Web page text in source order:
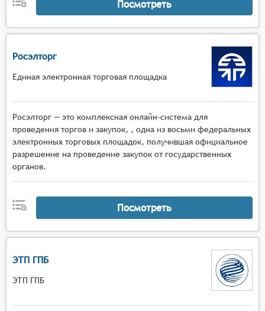
Посмотреть
Росэлторг
Единая электронная торговая площадка
Росэлторг — это комплексная онлайн-система для
проведения торгов и закупок, , одна из восьми федеральных
электронных торговых площадок, получившая официальное
разрешение на проведение закупок от государственных
органов.
Посмотреть
ЭТП ГПБ
ЭТП ГПБ